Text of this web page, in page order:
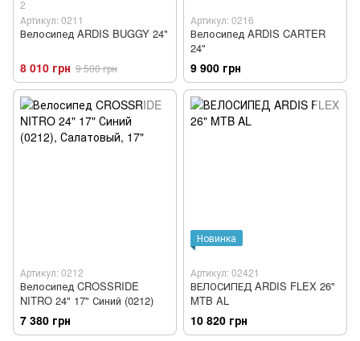
2
Артикул: 0211
Велосипед ARDIS BUGGY 24"
8 010 грн 9 500 грн
Артикул: 0216
Велосипед ARDIS CARTER
24"
9 900 грн
Артикул: 0212
Велосипед CROSSRIDE
NITRO 24" 17" Синий (0212)
7 380 грн
Новинка
Артикул: 02421
ВЕЛОСИПЕД ARDIS FLEX 26"
MTB AL
10 820 грн